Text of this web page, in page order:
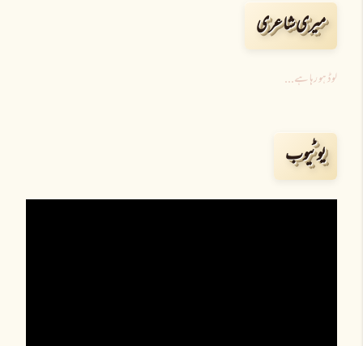
میری شاعری
لوڈ ہو رہا ہے...
یوٹیوب